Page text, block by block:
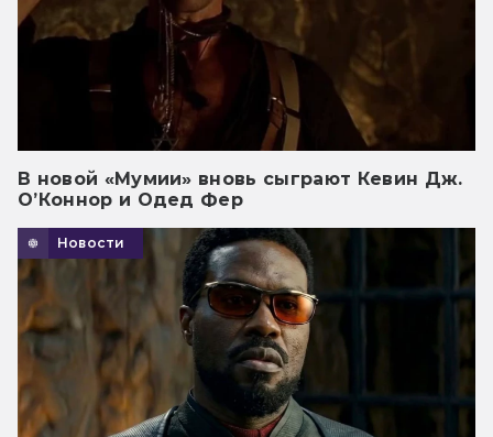
В новой «Мумии» вновь сыграют Кевин Дж.
О’Коннор и Одед Фер
Новости